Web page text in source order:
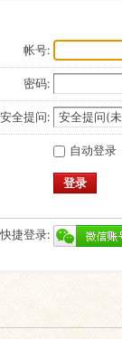
帐号:
密码:
安全提问:
自动登录
登录
快捷登录: